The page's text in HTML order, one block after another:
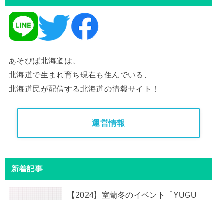
あそびば北海道は、
北海道で生まれ育ち現在も住んでいる、
北海道民が配信する北海道の情報サイト！
運営情報
新着記事
【2024】室蘭冬のイベント「YUGU